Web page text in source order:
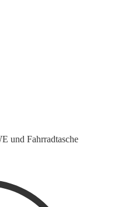
und Fahrradtasche